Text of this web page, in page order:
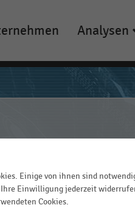
Analysen
Einige von ihnen sind
Ihre Einwilligung jederzeit
Cookies.